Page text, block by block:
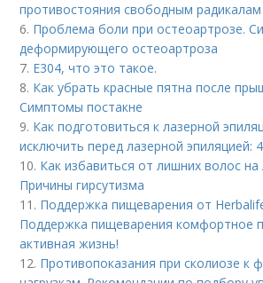
противостояния свободным радикалам
6. Проблема боли при остеоартрозе.
деформирующего остеоартроза
7. Е304, что это такое.
8. Как убрать красные пятна после
Симптомы постакне
9. Как подготовиться к лазерной
исключить перед лазерной эпиляцией:
10. Как избавиться от лишних волос на
Причины гирсутизма
11. Поддержка пищеварения от
Поддержка пищеварения комфортное
активная жизнь!
12. Противопоказания при сколиозе к